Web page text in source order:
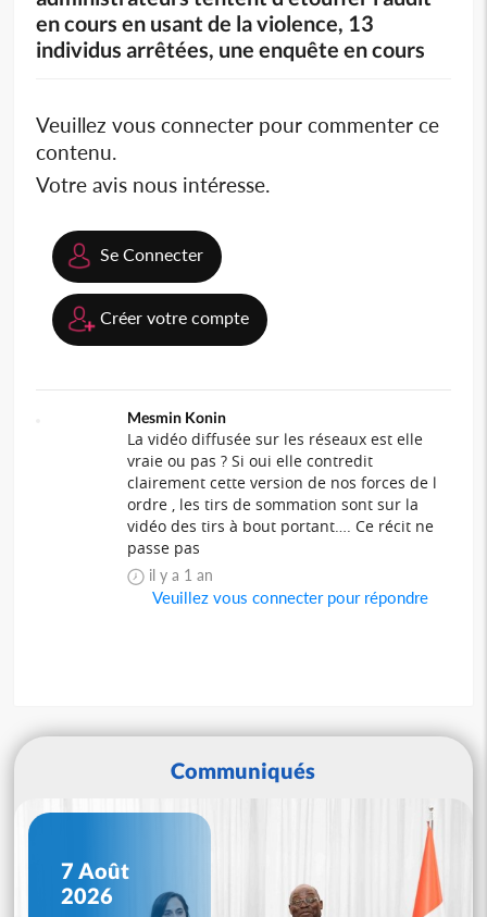
en cours en usant de la violence, 13
individus arrêtées, une enquête en cours
Veuillez vous connecter pour commenter ce
contenu.
Votre avis nous intéresse.
Se Connecter
Créer votre compte
Mesmin Konin
La vidéo diffusée sur les réseaux est elle
vraie ou pas ? Si oui elle contredit
clairement cette version de nos forces de l
ordre , les tirs de sommation sont sur la
vidéo des tirs à bout portant…. Ce récit ne
passe pas
il y a 1 an
Veuillez vous connecter pour répondre
Communiqués
7 Août
2026